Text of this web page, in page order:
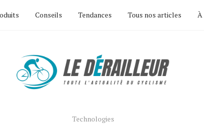
Conseils Tendances Tous nos articles À
Technologies